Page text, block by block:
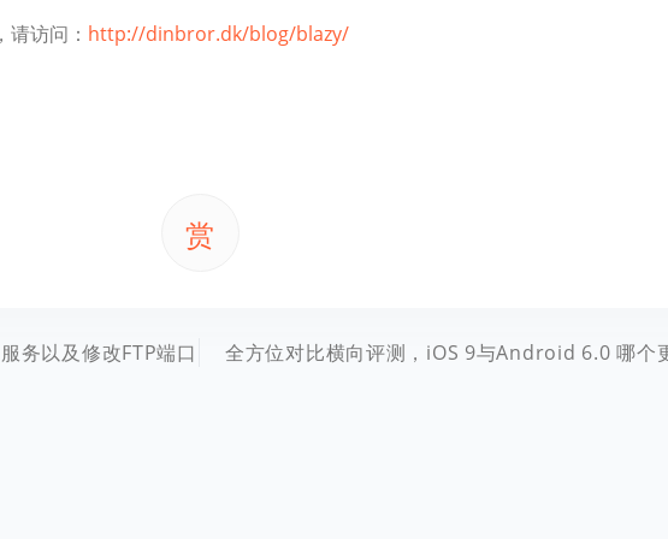
访问： http://dinbror.dk/blog/blazy/
赏
务以及修改FTP端口 全方位对比横向评测，iOS 9与Android 6.0 哪个